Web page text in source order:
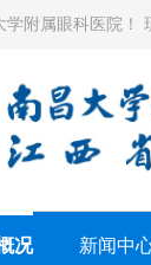
附属眼科医院！
况 新闻中